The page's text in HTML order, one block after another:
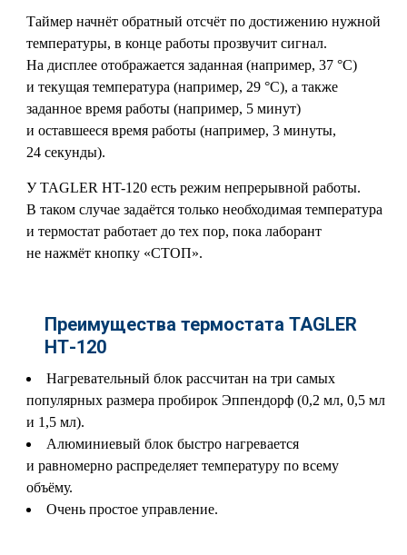
Таймер начнёт обратный отсчёт по достижению нужной
температуры, в конце работы прозвучит сигнал.
На дисплее отображается заданная (например, 37 °C)
и текущая температура (например, 29 °C), а также
заданное время работы (например, 5 минут)
и оставшееся время работы (например, 3 минуты,
24 секунды).
У TAGLER HT-120 есть режим непрерывной работы.
В таком случае задаётся только необходимая температура
и термостат работает до тех пор, пока лаборант
не нажмёт кнопку «СТОП».
Преимущества термостата TAGLER
НТ-120
Нагревательный блок рассчитан на три самых
популярных размера пробирок Эппендорф (0,2 мл, 0,5 мл
и 1,5 мл).
Алюминиевый блок быстро нагревается
и равномерно распределяет температуру по всему
объёму.
Очень простое управление.